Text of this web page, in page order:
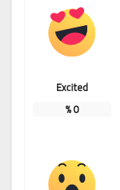
Excited
0
%